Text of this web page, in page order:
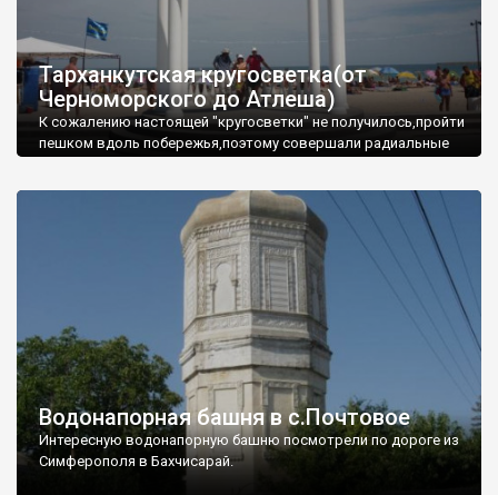
Тарханкутская кругосветка(от
Черноморского до Атлеша)
К сожалению настоящей "кругосветки" не получилось,пройти
пешком вдоль побережья,поэтому совершали радиальные
Водонапорная башня в с.Почтовое
Интересную водонапорную башню посмотрели по дороге из
Симферополя в Бахчисарай.